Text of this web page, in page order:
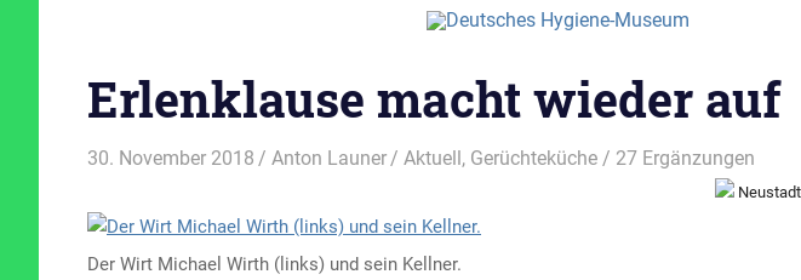
Erlenklause macht wieder auf
30. November 2018 Anton Launer Aktuell, Gerüchteküche / 27 Ergänzungen
Der Wirt Michael Wirth (links) und sein Kellner.